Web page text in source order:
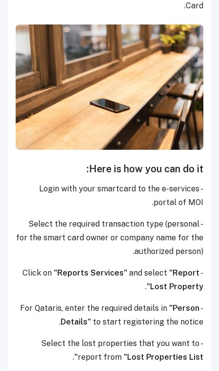
Card.
Here is how you can do it:
- Login with your smartcard to the e-services
portal of MOI.
- Select the required transaction type (personal
for the smart card owner or company name for the
authorized person).
- Click on
"Reports Services" and select "Report
Lost Property"
.
- For Qataris, enter the required details in
"Person
Details" to start registering the notice.
- Select the lost properties that you want to
report from "Lost Properties List"
.